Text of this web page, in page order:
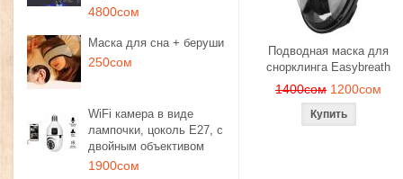
4800сом
Маска для сна + беруши
250сом
WiFi камера в виде
лампочки, цоколь E27, с
двойным объективом
1900сом
Подводная маска для
снорклинга Easybreath
1400сом 1200сом